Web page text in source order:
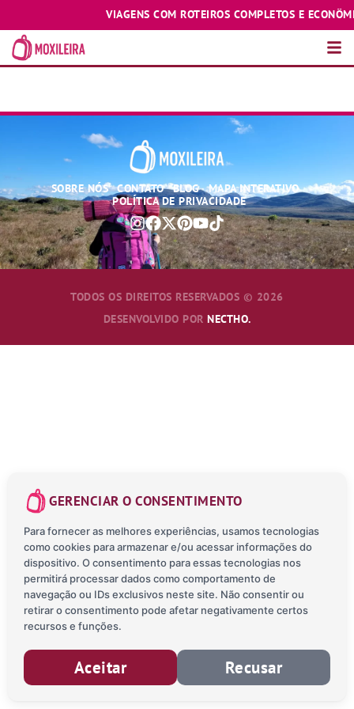
VIAGENS COM ROTEIROS COMPLETOS E
SOBRE NÓS CONTATO BLOG MAPA INTERATIVO
POLÍTICA DE PRIVACIDADE
TODOS OS DIREITOS RESERVADOS © 2026
DESENVOLVIDO POR NECTHO.
GERENCIAR O CONSENTIMENTO
Para fornecer as melhores experiências, usamos tecnologias
como cookies para armazenar e/ou acessar informações do
dispositivo. O consentimento para essas tecnologias nos
permitirá processar dados como comportamento de
navegação ou IDs exclusivos neste site. Não consentir ou
retirar o consentimento pode afetar negativamente certos
recursos e funções.
Aceitar Recusar